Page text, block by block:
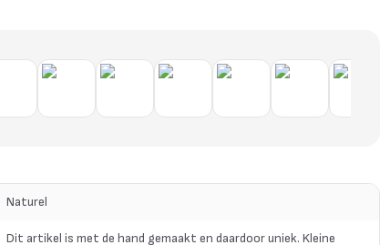
Naturel
Dit artikel is met de hand gemaakt en daardoor uniek. Kleine